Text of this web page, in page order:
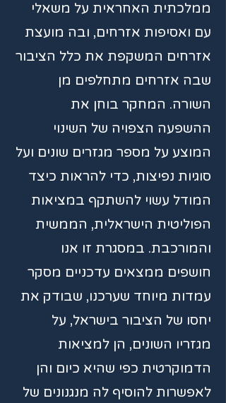
ממלכתית האחראית על משאלי
עם ואסיפות אזרחים, ובה מועצת
אזרחים המשקפת את כלל הציבור
שבה אזרחים מתחלפים מן
השורה. המחקר בוחן את
ההשפעה הצפויה של השינוי
המוצע על מספר מגזרים שונים ועל
סוגיות נפיצות, כדי להראות כיצד
המודל עשוי להשתקף במציאות
הפוליטית הישראלית, הממשית
והמורכבת. במסגרת זו אנו
חושפים ממצאים עדכניים מסקר
עמדות מיוחד שערכנו, שבודק את
יחסו של הציבור בישראל, על
מגזריו השונים, הן למציאות
הדמוקרטית כפי שהיא כיום והן
לאפשרות להוסיף לה מנגנונים של